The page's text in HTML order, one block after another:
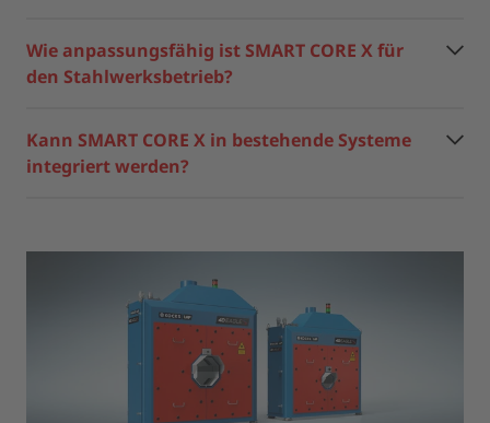
Wie anpassungsfähig ist SMART CORE X für
den Stahlwerksbetrieb?
Kann SMART CORE X in bestehende Systeme
integriert werden?